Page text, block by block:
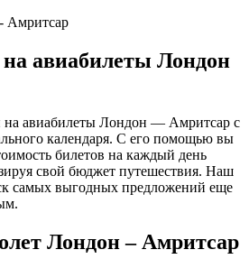
авиабилеты Лондон
на авиабилеты Лондон — Амритсар с
календаря. С его помощью вы
билетов на каждый день
свой бюджет путешествия. Наш
самых выгодных предложений еще
Лондон – Амритсар